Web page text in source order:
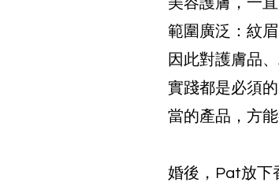
美容護膚，一
範圍廣泛：紋
因此對護膚品
實踐都是必須
當的產品，方
婚後，Pat放下